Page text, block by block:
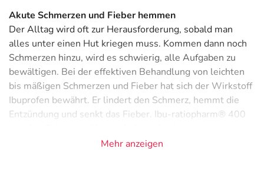
Akute Schmerzen und Fieber hemmen
Der Alltag wird oft zur Herausforderung, sobald man
alles unter einen Hut kriegen muss. Kommen dann noch
Schmerzen hinzu, wird es schwierig, alle Aufgaben zu
bewältigen. Bei der effektiven Behandlung von leichten
bis mäßigen Schmerzen und Fieber hat sich der Wirkstoff
Ibuprofen bewährt. Er lindert den Schmerz, hemmt die
Entzündung und senkt das Fieber. Ibu-ratiopharm® 400
Beschwerden wie Kopfschmerzen, Zahnschmerzen,
Mehr anzeigen